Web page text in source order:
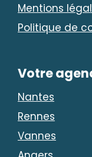
Mentions
Politique de
Votre
Nantes
Rennes
Vannes